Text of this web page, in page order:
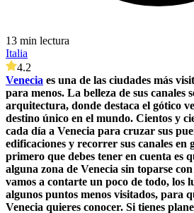
13 min lectura
Italia
4.2
Venecia es una de las ciudades más
para menos. La belleza de sus canales
arquitectura, donde destaca el gótico
destino único en el mundo. Cientos y
cada día a Venecia para cruzar sus
edificaciones y recorrer sus canales en
primero que debes tener en cuenta es
alguna zona de Venecia sin toparse
vamos a contarte un poco de todo, los
algunos puntos menos visitados, para
Venecia quieres conocer. Si tienes